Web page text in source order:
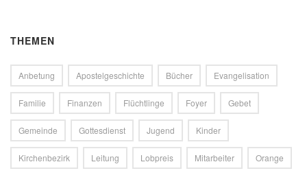
THEMEN
Anbetung Apostelgeschichte Bücher Evangelisation
Familie Finanzen Flüchtlinge Foyer Gebet
Gemeinde Gottesdienst Jugend Kinder
Kirchenbezirk Leitung Lobpreis Mitarbeiter Orange